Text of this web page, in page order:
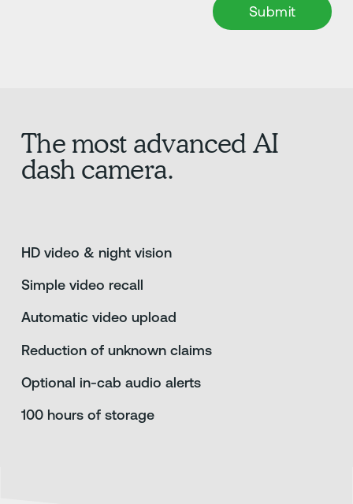
The most advanced AI
dash camera.
HD video & night vision
Simple video recall
Automatic video upload
Reduction of unknown claims
Optional in-cab audio alerts
100 hours of storage